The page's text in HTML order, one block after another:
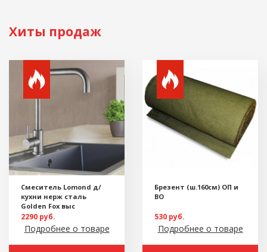
Хиты продаж
Смеситель Lomond д/
кухни нерж сталь
Golden Fox выс
2290 руб.
Подробнее о товаре
Брезент (ш.160см) ОП и
ВО
530 руб.
Подробнее о товаре